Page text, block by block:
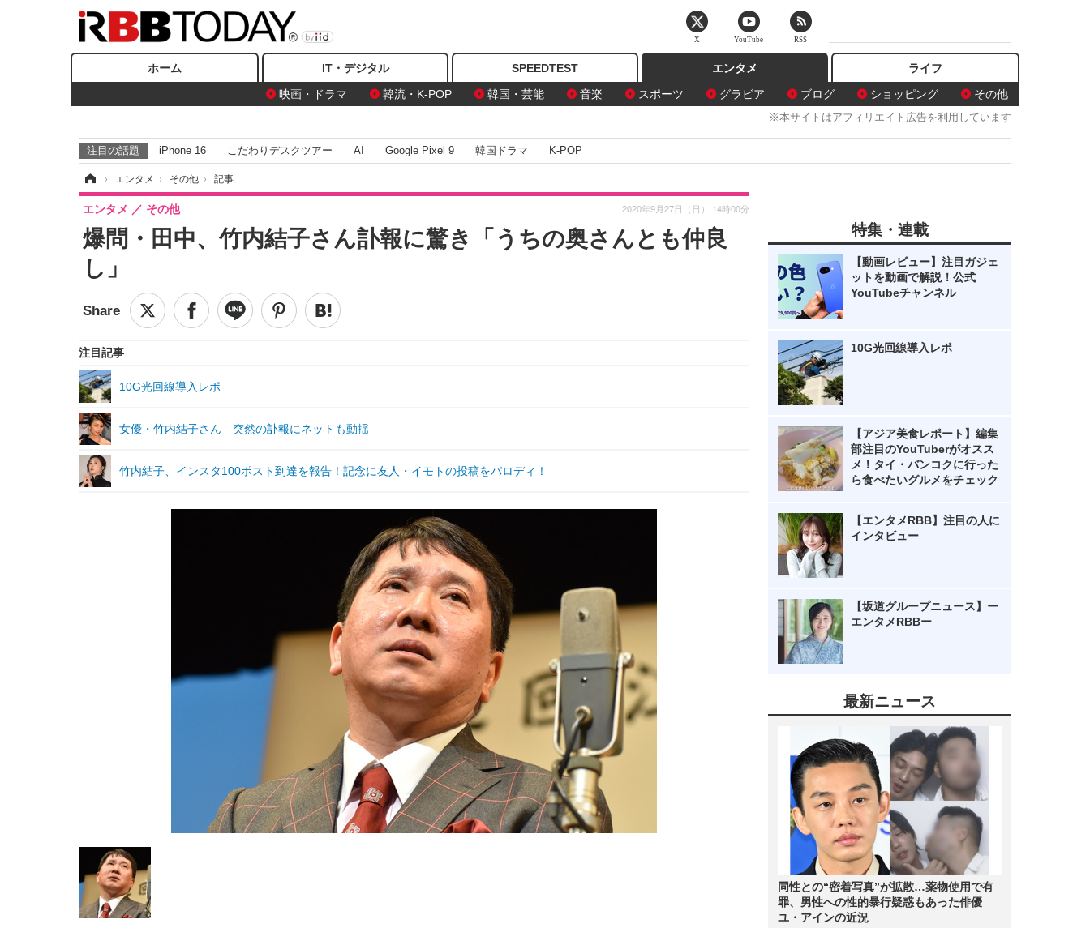
ホーム IT・デジタル SPEEDTEST
エンタメ
映画・ドラマ
韓流・K-POP 韓国・芸能 音楽 スポーツ グラビア ブログ ショッピング その他
ライフ
※本サイトはアフィリエイト広告を利用しています
注目の話題 iPhone 16 こだわりデスクツアー AI Google Pixel 9 韓国ドラマ K-POP
› エンタメ › その他 › 記事
爆問・田中、竹内結子さん訃報に驚き「うちの奥さんとも仲良
し」
エンタメ その他 2020年9月27日（日） 14時00分
注目記事
10G光回線導入レポ
女優・竹内結子さん 突然の訃報にネットも動揺
竹内結子、インスタ100ポスト到達を報告！記念に友人・イモトの投稿をパロディ！
特集・連載
【動画レビュー】注目ガジェ
ットを動画で解説！公式
YouTubeチャンネル
10G光回線導入レポ
【アジア美食レポート】編集
部注目のYouTuberがオスス
メ！タイ・バンコクに行った
ら食べたいグルメをチェック
【エンタメRBB】注目の人に
インタビュー
【坂道グループニュース】ー
エンタメRBBー
最新ニュース
同性との“密着写真”が拡散…薬物使用で有
罪、男性への性的暴行疑惑もあった俳優
ユ・アインの近況
X YouTube RSS